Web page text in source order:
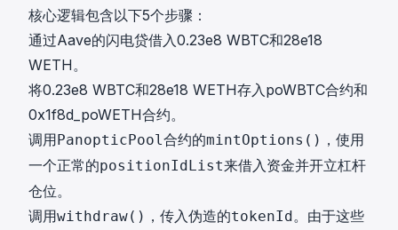
核心逻辑包含以下5个步骤：
通过Aave的闪电贷借入0.23e8 WBTC和28e18
WETH。
将0.23e8 WBTC和28e18 WETH存入poWBTC合约和
0x1f8d_poWETH合约。
调用PanopticPool 合约的mintOptions() ，使用
一个正常的positionIdList来借入资金并开立杠杆
仓位。
调用withdraw() ，传入伪造的tokenId。由于这些